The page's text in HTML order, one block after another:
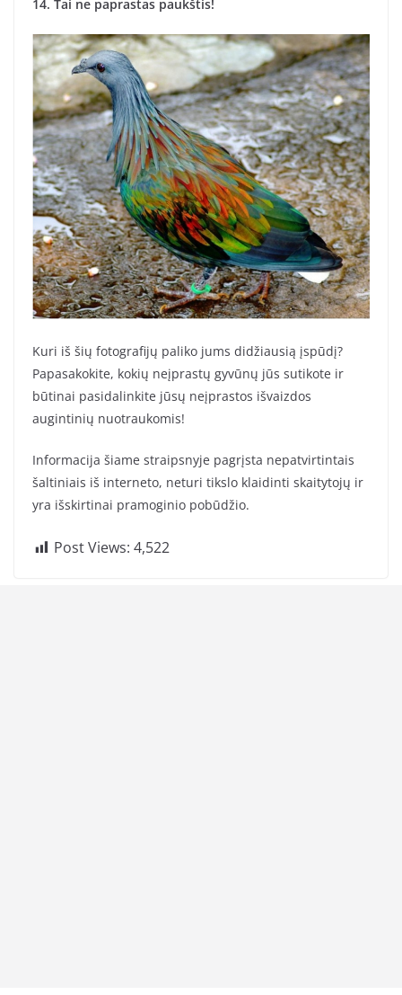
14. Tai ne paprastas paukštis!
Kuri iš šių fotografijų paliko jums didžiausią įspūdį?
Papasakokite, kokių neįprastų gyvūnų jūs sutikote ir
būtinai pasidalinkite jūsų neįprastos išvaizdos
augintinių nuotraukomis!
Informacija šiame straipsnyje pagrįsta nepatvirtintais
šaltiniais iš interneto, neturi tikslo klaidinti skaitytojų ir
yra išskirtinai pramoginio pobūdžio.
Post Views: 4,522